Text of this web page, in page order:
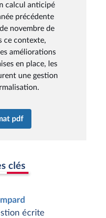
calcul anticipé
précédente
novembre de
ce contexte,
améliorations
en place, les
une gestion
pdf
clés
écrite